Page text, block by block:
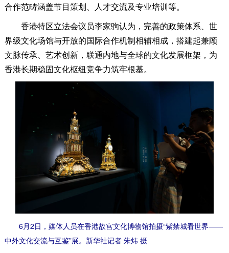
合作范畴涵盖节目策划、人才交流及专业培训等。
香港特区立法会议员李家驹认为，完善的政策体系、世
界级文化场馆与开放的国际合作机制相辅相成，搭建起兼顾
文脉传承、艺术创新，联通内地与全球的文化发展框架，为
香港长期稳固文化枢纽竞争力筑牢根基。
6月2日，媒体人员在香港故宫文化博物馆拍摄“紫禁城看世界——
中外文化交流与互鉴”展。新华社记者 朱炜 摄